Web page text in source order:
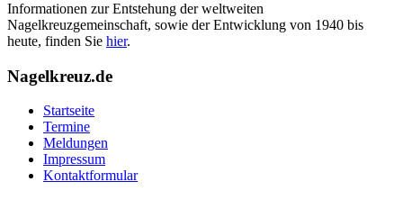
Informationen zur Entstehung der weltweiten
Nagelkreuzgemeinschaft, sowie der Entwicklung von 1940 bis
heute, finden Sie hier.
Nagelkreuz.de
Startseite
Termine
Meldungen
Impressum
Kontaktformular